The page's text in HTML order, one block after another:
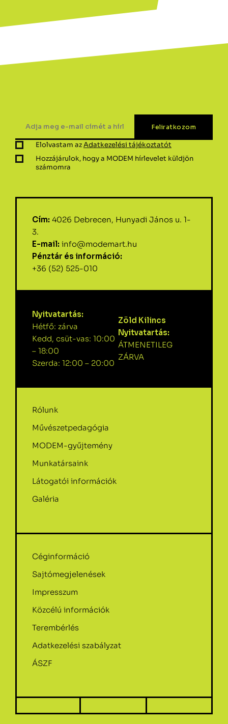
Elolvastam azAdatkezelési tájékoztatót
Hozzájárulok, hogy a MODEM hírlevelet küldjön
számomra
Cím: 4026 Debrecen, Hunyadi János u. 1-
3.
E-mail: info@modemart.hu
Pénztár és információ:
+36 (52) 525-010
Nyitvatartás:
Hétfő: zárva
Kedd, csüt-vas: 10:00
– 18:00
Szerda: 12:00 – 20:00
Zöld Kilincs
Nyitvatartás:
ÁTMENETILEG
ZÁRVA
Rólunk
Művészetpedagógia
MODEM-gyűjtemény
Munkatársaink
Látogatói információk
Galéria
Céginformáció
Sajtómegjelenések
Impresszum
Közcélú információk
Terembérlés
Adatkezelési szabályzat
ÁSZF